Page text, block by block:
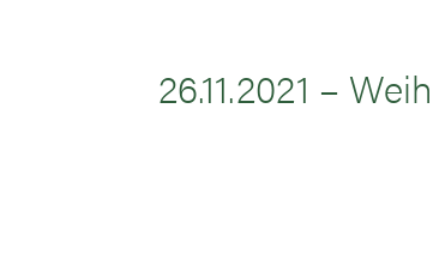
26.11.2021 –